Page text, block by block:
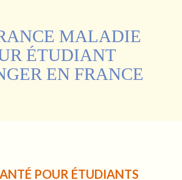
MALADIE
ÉTUDIANT
EN FRANCE
POUR ÉTUDIANTS